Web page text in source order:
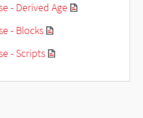
- Derived Age
- Blocks
- Scripts